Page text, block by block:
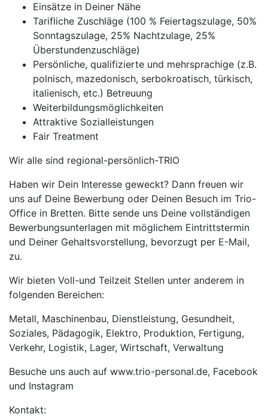
Einsätze in Deiner Nähe
Tarifliche Zuschläge (100 % Feiertagszulage, 50%
Sonntagszulage, 25% Nachtzulage, 25%
Überstundenzuschläge)
Persönliche, qualifizierte und mehrsprachige (z.B.
polnisch, mazedonisch, serbokroatisch, türkisch,
italienisch, etc.) Betreuung
Weiterbildungsmöglichkeiten
Attraktive Sozialleistungen
Fair Treatment
Wir alle sind regional-persönlich-TRIO
Haben wir Dein Interesse geweckt? Dann freuen wir
uns auf Deine Bewerbung oder Deinen Besuch im Trio-
Office in Bretten. Bitte sende uns Deine vollständigen
Bewerbungsunterlagen mit möglichem Eintrittstermin
und Deiner Gehaltsvorstellung, bevorzugt per E-Mail,
zu.
Wir bieten Voll-und Teilzeit Stellen unter anderem in
folgenden Bereichen:
Metall, Maschinenbau, Dienstleistung, Gesundheit,
Soziales, Pädagogik, Elektro, Produktion, Fertigung,
Verkehr, Logistik, Lager, Wirtschaft, Verwaltung
Besuche uns auch auf www.trio-personal.de, Facebook
und Instagram
Kontakt: